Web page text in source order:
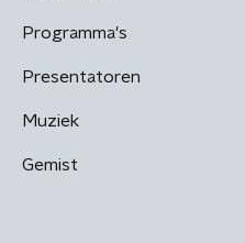
Programma's
Presentatoren
Muziek
Gemist